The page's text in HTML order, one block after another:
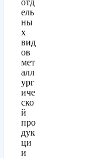
ель
ны
х
вид
ов
мет
алл
ург
иче
ско
й
про
дук
ци
и